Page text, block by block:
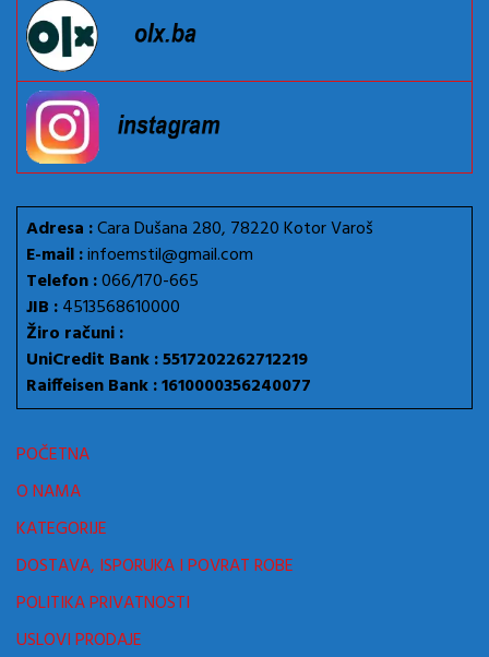
Adresa :Cara Dušana 280, 78220 Kotor Varoš
E-mail :infoemstil@gmail.com
Telefon :066/170-665
JIB :4513568610000
Žiro računi :
UniCredit Bank : 5517202262712219
Raiffeisen Bank : 1610000356240077
POČETNA
O NAMA
KATEGORIJE
DOSTAVA, ISPORUKA I POVRAT ROBE
POLITIKA PRIVATNOSTI
USLOVI PRODAJE